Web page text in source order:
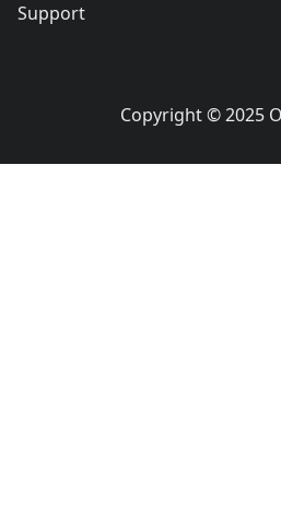
Support
Copyright © 2025